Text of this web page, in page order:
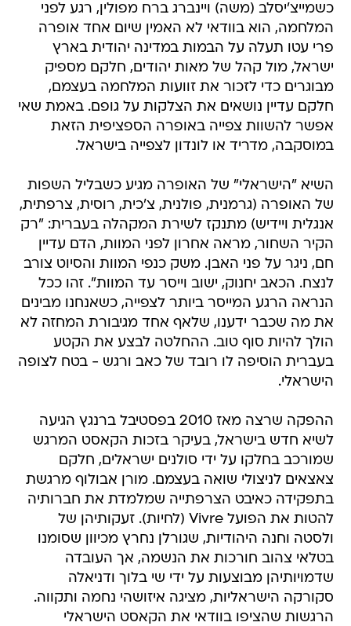
כשמייצ'יסלב (משה) ויינברג ברח מפולין, רגע לפני
המלחמה, הוא בוודאי לא האמין שיום אחד אופרה
פרי עטו תעלה על הבמות במדינה יהודית בארץ
ישראל, מול קהל של מאות יהודים, חלקם מספיק
מבוגרים כדי לזכור את זוועות המלחמה בעצמם,
חלקם עדיין נושאים את הצלקות על גופם. באמת שאי
אפשר להשוות צפייה באופרה הספציפית הזאת
במוסקבה, מדריד או לונדון לצפייה בישראל.
השיא "הישראלי" של האופרה מגיע כשבליל השפות
של האופרה (גרמנית, פולנית, צ'כית, רוסית, צרפתית,
אנגלית ויידיש) מתנקז לשירת המקהלה בעברית: "רק
הקיר השחור, מראה אחרון לפני המוות, הדם עדיין
חם, ניגר על פני האבן. משק כנפי המוות והסיוט צורב
לנצח. הכאב יחנוק, ישוב וייסר עד המוות". זהו ככל
הנראה הרגע המייסר ביותר לצפייה, כשאנחנו מבינים
את מה שכבר ידענו, שלאף אחד מגיבורת המחזה לא
הולך להיות סוף טוב. ההחלטה לבצע את הקטע
בעברית הוסיפה לו רובד של כאב ורגש - בטח לצופה
הישראלי.
ההפקה שרצה מאז 2010 בפסטיבל ברנגץ הגיעה
לשיא חדש בישראל, בעיקר בזכות הקאסט המרגש
שמורכב בחלקו על ידי סולנים ישראלים, חלקם
צאצאים לניצולי שואה בעצמם. מורן אבולוף מרגשת
בתפקידה כאיבט הצרפתייה שמלמדת את חברותיה
להטות את הפועל Vivre (לחיות). זעקותיהן של
ולסטה וחנה היהודיות, שגורלן נחרץ מכיוון שסומנו
בטלאי צהוב חורכות את הנשמה, אך העובדה
שדמויותיהן מבוצעות על ידי שי בלוך ודניאלה
סקורקה הישראליות, מציגה איזושהי נחמה ותקווה.
הרגשות שהציפו בוודאי את הקאסט הישראלי